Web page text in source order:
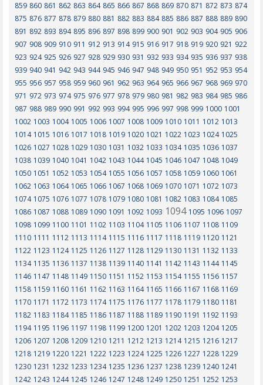
859 860 861 862 863 864 865 866 867 868 869 870 871 872 873 874
875 876 877 878 879 880 881 882 883 884 885 886 887 888 889 890
891 892 893 894 895 896 897 898 899 900 901 902 903 904 905 906
907 908 909 910 911 912 913 914 915 916 917 918 919 920 921 922
923 924 925 926 927 928 929 930 931 932 933 934 935 936 937 938
939 940 941 942 943 944 945 946 947 948 949 950 951 952 953 954
955 956 957 958 959 960 961 962 963 964 965 966 967 968 969 970
971 972 973 974 975 976 977 978 979 980 981 982 983 984 985 986
987 988 989 990 991 992 993 994 995 996 997 998 999 1000 1001
1002 1003 1004 1005 1006 1007 1008 1009 1010 1011 1012 1013
1014 1015 1016 1017 1018 1019 1020 1021 1022 1023 1024 1025
1026 1027 1028 1029 1030 1031 1032 1033 1034 1035 1036 1037
1038 1039 1040 1041 1042 1043 1044 1045 1046 1047 1048 1049
1050 1051 1052 1053 1054 1055 1056 1057 1058 1059 1060 1061
1062 1063 1064 1065 1066 1067 1068 1069 1070 1071 1072 1073
1074 1075 1076 1077 1078 1079 1080 1081 1082 1083 1084 1085
1086 1087 1088 1089 1090 1091 1092 1093 1094 1095 1096 1097
1098 1099 1100 1101 1102 1103 1104 1105 1106 1107 1108 1109
1110 1111 1112 1113 1114 1115 1116 1117 1118 1119 1120 1121
1122 1123 1124 1125 1126 1127 1128 1129 1130 1131 1132 1133
1134 1135 1136 1137 1138 1139 1140 1141 1142 1143 1144 1145
1146 1147 1148 1149 1150 1151 1152 1153 1154 1155 1156 1157
1158 1159 1160 1161 1162 1163 1164 1165 1166 1167 1168 1169
1170 1171 1172 1173 1174 1175 1176 1177 1178 1179 1180 1181
1182 1183 1184 1185 1186 1187 1188 1189 1190 1191 1192 1193
1194 1195 1196 1197 1198 1199 1200 1201 1202 1203 1204 1205
1206 1207 1208 1209 1210 1211 1212 1213 1214 1215 1216 1217
1218 1219 1220 1221 1222 1223 1224 1225 1226 1227 1228 1229
1230 1231 1232 1233 1234 1235 1236 1237 1238 1239 1240 1241
1242 1243 1244 1245 1246 1247 1248 1249 1250 1251 1252 1253